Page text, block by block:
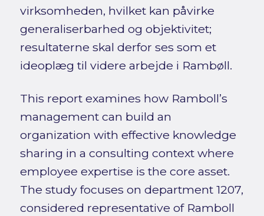
virksomheden, hvilket kan påvirke
generaliserbarhed og objektivitet;
resultaterne skal derfor ses som et
ideoplæg til videre arbejde i Rambøll.
This report examines how Ramboll’s
management can build an
organization with effective knowledge
sharing in a consulting context where
employee expertise is the core asset.
The study focuses on department 1207,
considered representative of Ramboll